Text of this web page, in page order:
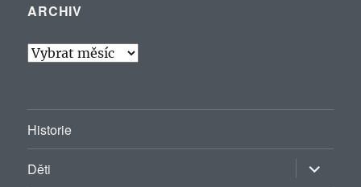
ARCHIV
Archiv
Historie
Děti Zobrazit